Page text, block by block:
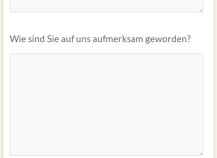
Wie sind Sie auf uns aufmerksam geworden?